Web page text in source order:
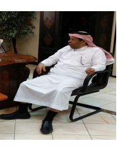
اقتراحات
الزكاة الجمارك
الإقرار الضريبي
التصرفات